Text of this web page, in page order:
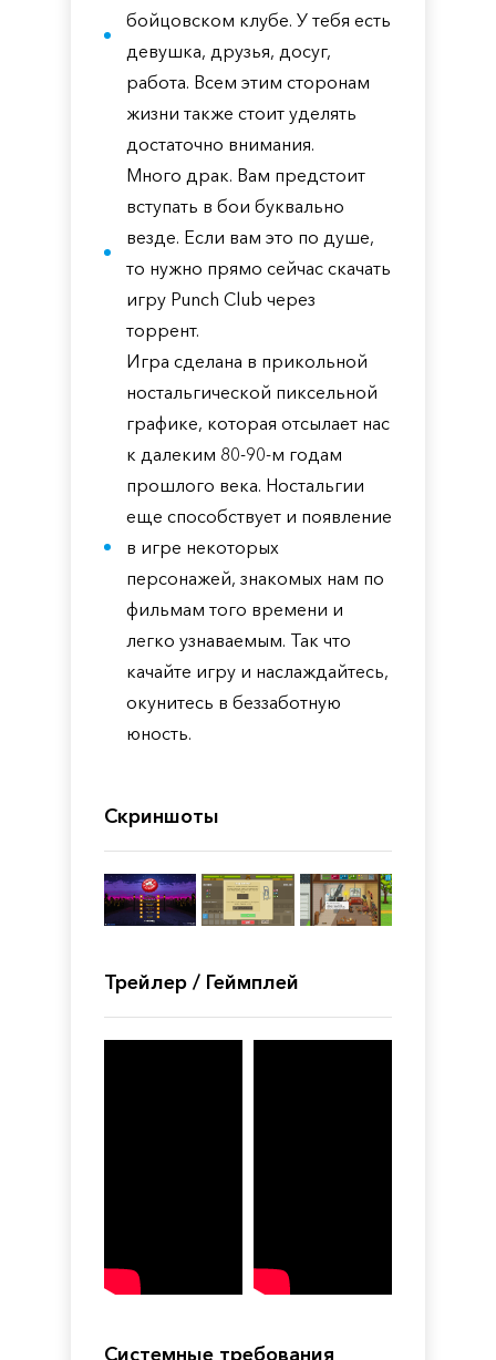
бойцовском клубе. У тебя есть
девушка, друзья, досуг,
работа. Всем этим сторонам
жизни также стоит уделять
достаточно внимания.
Много драк. Вам предстоит
вступать в бои буквально
везде. Если вам это по душе,
то нужно прямо сейчас скачать
игру Punch Club через
торрент.
Игра сделана в прикольной
ностальгической пиксельной
графике, которая отсылает нас
к далеким 80-90-м годам
прошлого века. Ностальгии
еще способствует и появление
в игре некоторых
персонажей, знакомых нам по
фильмам того времени и
легко узнаваемым. Так что
качайте игру и наслаждайтесь,
окунитесь в беззаботную
юность.
Скриншоты
Трейлер / Геймплей
Системные требования